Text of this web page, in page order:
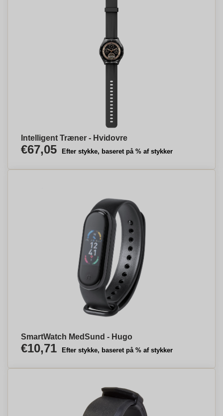
Intelligent Træner - Hvidovre
€67,05 Efter stykke, baseret på % af stykker
SmartWatch MedSund - Hugo
€10,71 Efter stykke, baseret på % af stykker